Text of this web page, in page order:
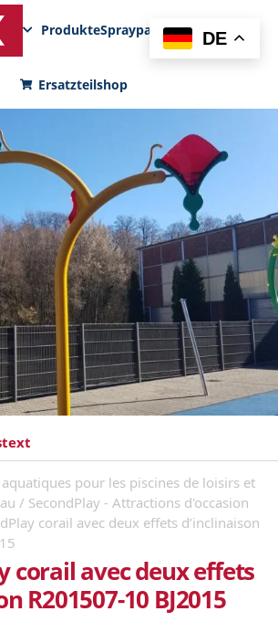
ProdukteSprayparksFunPadNews
Ersatzteilshop
pour les piscines de loisirs et
/ SecondPlay - Attractions d'occasion
corail avec deux effets d’inclinaison
corail avec deux effets
R201507-10 BJ2015
DE